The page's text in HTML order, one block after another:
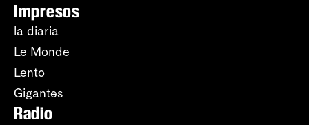
Impresos
la diaria
Le Monde
Lento
Gigantes
Radio